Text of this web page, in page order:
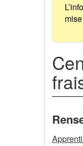
canadien
d’hygiène
sécurité